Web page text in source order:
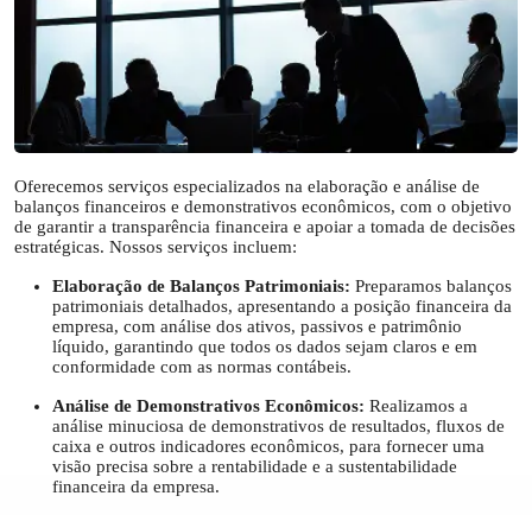
Oferecemos serviços especializados na elaboração e análise de
balanços financeiros e demonstrativos econômicos, com o objetivo
de garantir a transparência financeira e apoiar a tomada de decisões
estratégicas. Nossos serviços incluem:
Elaboração de Balanços Patrimoniais: Preparamos balanços
patrimoniais detalhados, apresentando a posição financeira da
empresa, com análise dos ativos, passivos e patrimônio
líquido, garantindo que todos os dados sejam claros e em
conformidade com as normas contábeis.
Análise de Demonstrativos Econômicos: Realizamos a
análise minuciosa de demonstrativos de resultados, fluxos de
caixa e outros indicadores econômicos, para fornecer uma
visão precisa sobre a rentabilidade e a sustentabilidade
financeira da empresa.